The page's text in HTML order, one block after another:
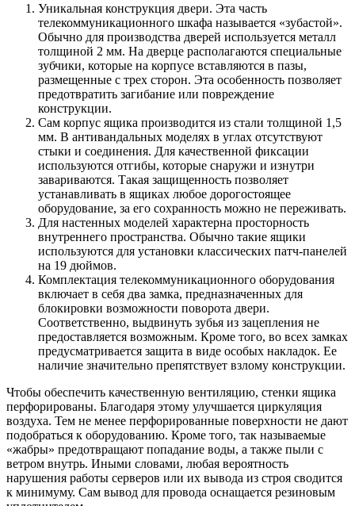
Уникальная конструкция двери. Эта часть
телекоммуникационного шкафа называется «зубастой».
Обычно для производства дверей используется металл
толщиной 2 мм. На дверце располагаются специальные
зубчики, которые на корпусе вставляются в пазы,
размещенные с трех сторон. Эта особенность позволяет
предотвратить загибание или повреждение
конструкции.
Сам корпус ящика производится из стали толщиной 1,5
мм. В антивандальных моделях в углах отсутствуют
стыки и соединения. Для качественной фиксации
используются отгибы, которые снаружи и изнутри
завариваются. Такая защищенность позволяет
устанавливать в ящиках любое дорогостоящее
оборудование, за его сохранность можно не переживать.
Для настенных моделей характерна просторность
внутреннего пространства. Обычно такие ящики
используются для установки классических патч-панелей
на 19 дюймов.
Комплектация телекоммуникационного оборудования
включает в себя два замка, предназначенных для
блокировки возможности поворота двери.
Соответственно, выдвинуть зубья из зацепления не
предоставляется возможным. Кроме того, во всех замках
предусматривается защита в виде особых накладок. Ее
наличие значительно препятствует взлому конструкции.
Чтобы обеспечить качественную вентиляцию, стенки ящика
перфорированы. Благодаря этому улучшается циркуляция
воздуха. Тем не менее перфорированные поверхности не дают
подобраться к оборудованию. Кроме того, так называемые
«жабры» предотвращают попадание воды, а также пыли с
ветром внутрь. Иными словами, любая вероятность
нарушения работы серверов или их вывода из строя сводится
к минимуму. Сам вывод для провода оснащается резиновым